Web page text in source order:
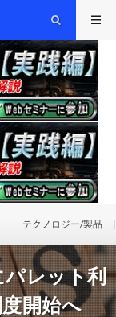
テクノロジー/製品
パレット利
開始へ